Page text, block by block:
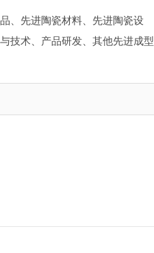
、先进陶瓷材料、先进陶瓷设
技术、产品研发、其他先进成型